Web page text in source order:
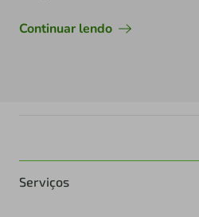
Continuar lendo
Serviços